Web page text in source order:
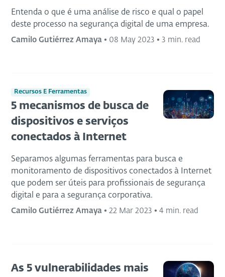
Entenda o que é uma análise de risco e qual o papel
deste processo na segurança digital de uma empresa.
Camilo Gutiérrez Amaya • 08 May 2023 • 3 min. read
Recursos E Ferramentas
5 mecanismos de busca de
dispositivos e serviços
conectados à Internet
Separamos algumas ferramentas para busca e
monitoramento de dispositivos conectados à Internet
que podem ser úteis para profissionais de segurança
digital e para a segurança corporativa.
Camilo Gutiérrez Amaya • 22 Mar 2023 • 4 min. read
As 5 vulnerabilidades mais